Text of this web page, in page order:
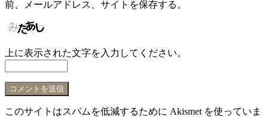
前、メールアドレス、サイトを保存する。
上に表示された文字を入力してください。
このサイトはスパムを低減するために Akismet を使っていま